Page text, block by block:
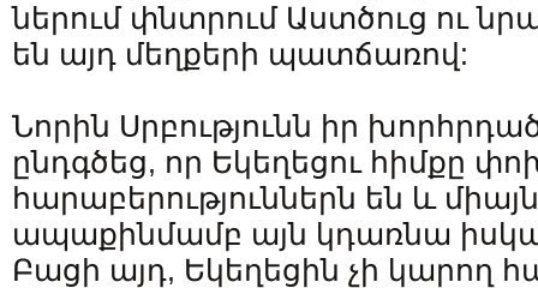
ներում փնտրում Աստծուց ու
են այդ մեղքերի պատճառով:
Նորին Սրբությունն իր
ընդգծեց, որ Եկեղեցու հիմքը
հարաբերություններն են և
ապաքինմամբ այն կդառնա
Բացի այդ, Եկեղեցին չի կարող